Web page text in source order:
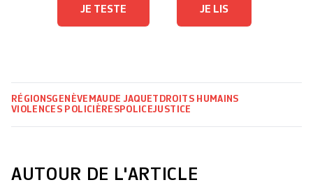
JE TESTE JE LIS
RÉGIONSGENÈVE MAUDE JAQUET DROITS HUMAINS
VIOLENCES POLICIÈRES POLICEJUSTICE
AUTOUR DE L'ARTICLE